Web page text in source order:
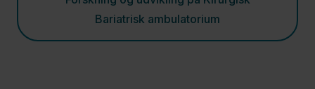
Enheder
Bariatrisk ambulatorium